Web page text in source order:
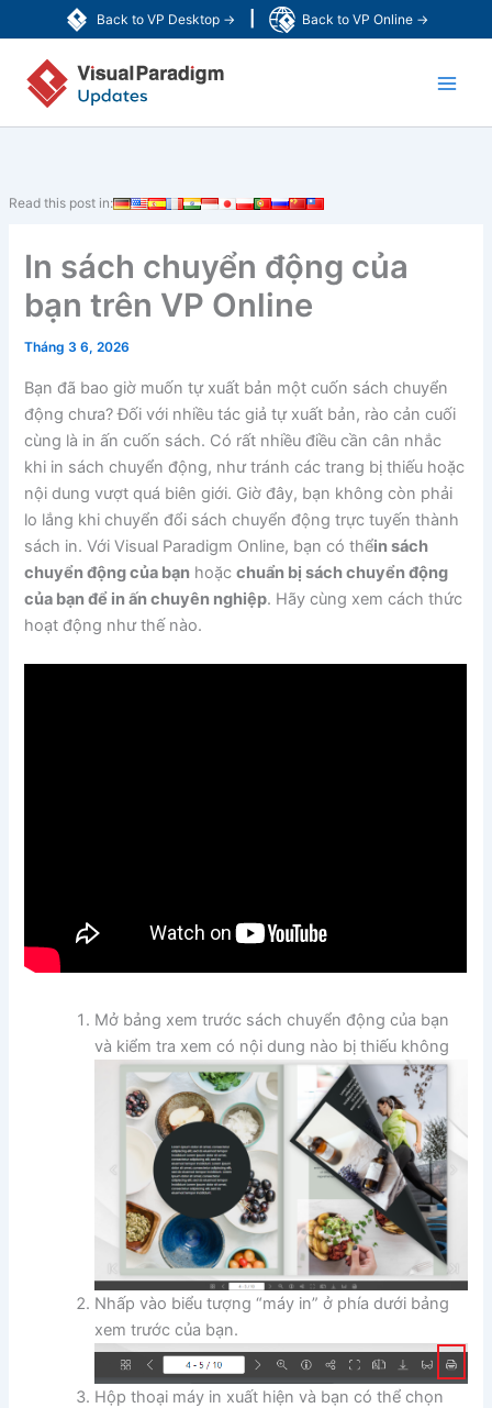
Back to VP Desktop → Back to VP Online →
tới
dung
Read this post in:
In sách chuyển động của
bạn trên VP Online
Tháng 3 6, 2026
Bạn đã bao giờ muốn tự xuất bản một cuốn sách chuyển
động chưa? Đối với nhiều tác giả tự xuất bản, rào cản cuối
cùng là in ấn cuốn sách. Có rất nhiều điều cần cân nhắc
khi in sách chuyển động, như tránh các trang bị thiếu hoặc
nội dung vượt quá biên giới. Giờ đây, bạn không còn phải
lo lắng khi chuyển đổi sách chuyển động trực tuyến thành
sách in. Với Visual Paradigm Online, bạn có thểin sách
chuyển động của bạn hoặcchuẩn bị sách chuyển động
của bạn để in ấn chuyên nghiệp. Hãy cùng xem cách thức
hoạt động như thế nào.
Mở bảng xem trước sách chuyển động của bạn
và kiểm tra xem có nội dung nào bị thiếu không
Nhấp vào biểu tượng “máy in” ở phía dưới bảng
xem trước của bạn.
Hộp thoại máy in xuất hiện và bạn có thể chọn